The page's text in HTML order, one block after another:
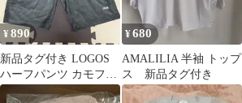
¥890
新品タグ付き LOGOS
ハーフパンツ カモフラ
柄
¥680
AMALILIA 半袖 トップ
ス 新品タグ付き